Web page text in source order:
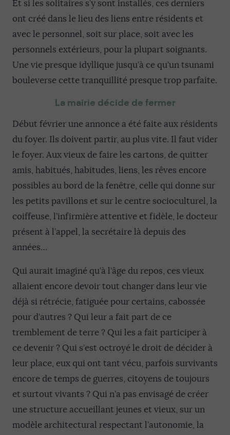
Et si les solitaires s’y sont installés, ces derniers
ont créé dans le lieu des liens entre résidents et
avec le personnel, soit sur place, soit avec les
personnels extérieurs, pour la plupart soignants.
Une vie presque idyllique jusqu’à ce qu’un tsunami
bouleverse cette tranquillité presque trop parfaite.
La mairie décide de fermer
Début février une annonce a été faite aux résidents
du foyer. Ils doivent partir, au plus vite. Il faut vider
le foyer. Aux vieux de faire les cartons, de quitter
amis, habitués, habitudes, liens, les rêves encore
possibles au bord de la fenêtre, celle qui donne sur
les petits pavillons et sur le centre socioculturel, la
coiffeuse, l’infirmière attentive et fidèle, le docteur
présent à l’appel, la secrétaire là depuis des
années…
Qui aurait imaginé qu’à l’âge du repos, ces vieux
allaient encore devoir tout changer dans leur vie
déjà si rétrécie, fatiguée pour certains, cabossée
pour d’autres ? Qui leur a fait part de ce
tremblement de terre ? Qui les a fait participer à
ce devenir ? Qui s’est octroyé le droit de décider à
leur place, eux qui ont tant vécu, parfois survivants
encore de temps de guerres, citoyens de toujours
et surtout vivants ? Qui n’a pas envisagé de créer
une structure accueillant jeunes et vieux, sur un
modèle architectural respectant l’autonomie, la